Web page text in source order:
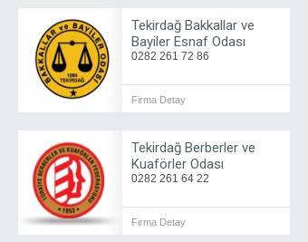
Tekirdağ Bakkallar ve
Bayiler Esnaf Odası
0282 261 72 86
Firma Detay
Tekirdağ Berberler ve
Kuaförler Odası
0282 261 64 22
Firma Detay